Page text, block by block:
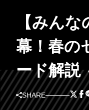
【みん
幕！春の
ード解説
SHARE